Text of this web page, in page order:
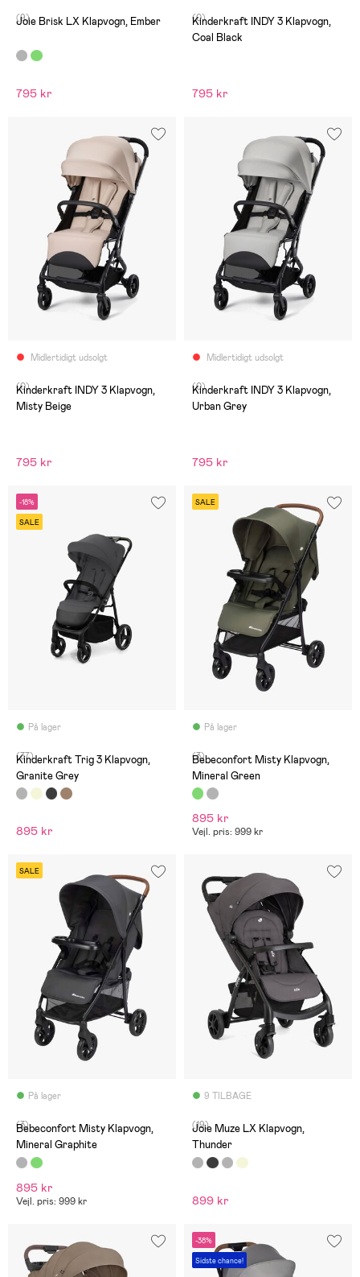
(9)
Joie Brisk LX Klapvogn, Ember
795 kr
(0)
Kinderkraft INDY 3 Klapvogn,
Coal Black
795 kr
Midlertidigt udsolgt
(0)
Kinderkraft INDY 3 Klapvogn,
Misty Beige
795 kr
Midlertidigt udsolgt
(0)
Kinderkraft INDY 3 Klapvogn,
Urban Grey
795 kr
-18%
SALE
På lager
(37)
Kinderkraft Trig 3 Klapvogn,
Granite Grey
895 kr
SALE
På lager
(3)
Bebeconfort Misty Klapvogn,
Mineral Green
895 kr
Vejl. pris: 999 kr
SALE
På lager
(3)
Bebeconfort Misty Klapvogn,
Mineral Graphite
895 kr
Vejl. pris: 999 kr
9 TILBAGE
(19)
Joie Muze LX Klapvogn,
Thunder
899 kr
-38%
Sidste chance!